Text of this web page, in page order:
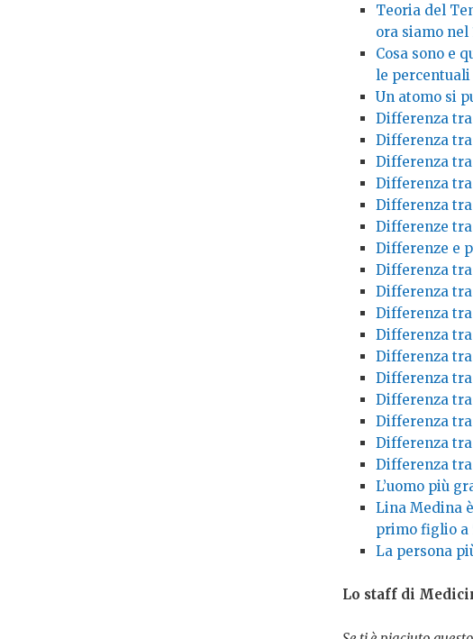
Teoria del
ora siamo nel
Cosa sono e
le percentuali
Un atomo si
Differenza
Differenza
Differenza
Differenza
Differenza
Differenze tra
Differenze e
Differenza
Differenza
Differenza
Differenza
Differenza
Differenza
Differenza
Differenza
Differenza
Differenza
L’uomo più
Lina Medina
primo figlio a
La persona
Lo staff di